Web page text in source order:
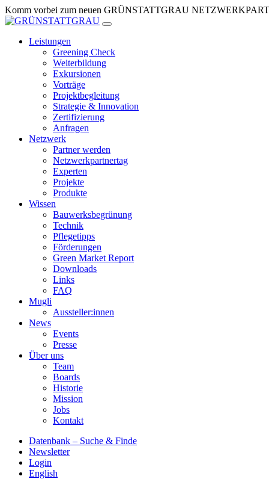
Zum
Inhalt
Komm vorbei zum neuen GRÜNSTATTGRAU
Leistungen
Greening Check
Weiterbildung
Exkursionen
Vorträge
Projektbegleitung
Strategie & Innovation
Zertifizierung
Anfragen
Netzwerk
Partner werden
Netzwerkpartnertag
Experten
Projekte
Produkte
Wissen
Bauwerksbegrünung
Technik
Pflegetipps
Förderungen
Green Market Report
Downloads
Links
FAQ
Mugli
Aussteller:innen
News
Events
Presse
Über uns
Team
Boards
Historie
Mission
Jobs
Kontakt
Datenbank – Suche & Finde
Newsletter
Login
English